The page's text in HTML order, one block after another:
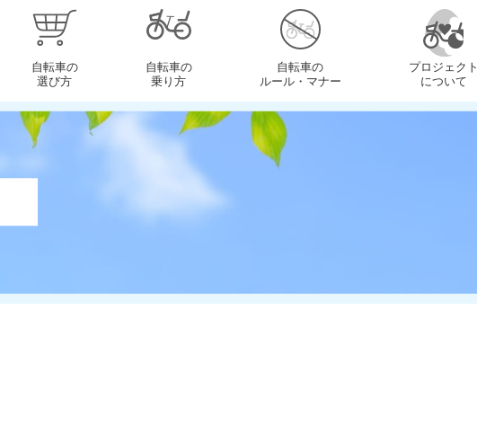
自転車の
選び方
自転車の
乗り方
自転車の
ルール・マナー
プロジェクト
について